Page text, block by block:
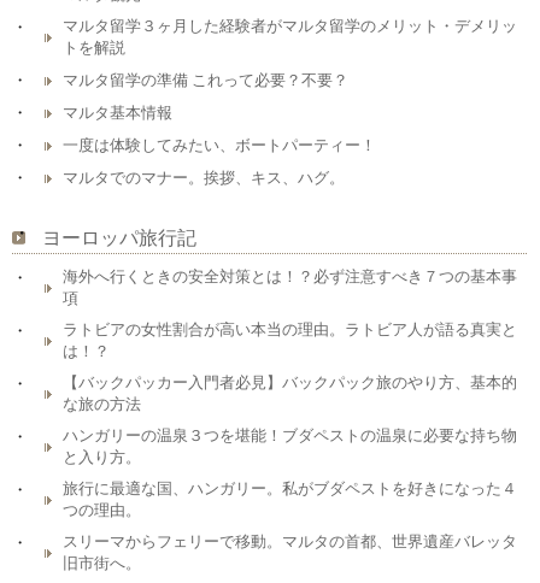
マルタ留学３ヶ月した経験者がマルタ留学のメリット・デメリッ
トを解説
マルタ留学の準備 これって必要？不要？
マルタ基本情報
一度は体験してみたい、ボートパーティー！
マルタでのマナー。挨拶、キス、ハグ。
ヨーロッパ旅行記
海外へ行くときの安全対策とは！？必ず注意すべき７つの基本事
項
ラトビアの女性割合が高い本当の理由。ラトビア人が語る真実と
は！？
【バックパッカー入門者必見】バックパック旅のやり方、基本的
な旅の方法
ハンガリーの温泉３つを堪能！ブダペストの温泉に必要な持ち物
と入り方。
旅行に最適な国、ハンガリー。私がブダペストを好きになった４
つの理由。
スリーマからフェリーで移動。マルタの首都、世界遺産バレッタ
旧市街へ。